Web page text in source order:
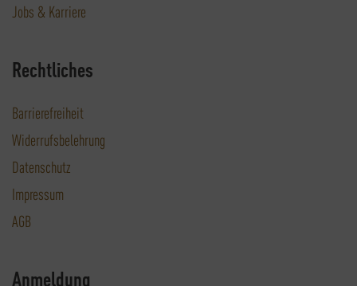
Jobs & Karriere
Rechtliches
Barrierefreiheit
Widerrufsbelehrung
Datenschutz
Impressum
AGB
Anmeldung